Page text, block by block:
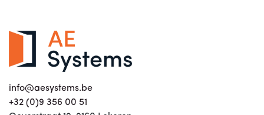
info@aesystems.be
+32 (0)9 356 00 51